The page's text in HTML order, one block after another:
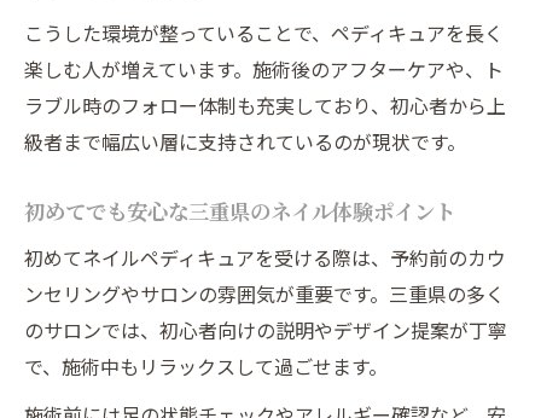
こうした環境が整っていることで、ペディキュアを長く
楽しむ人が増えています。施術後のアフターケアや、ト
ラブル時のフォロー体制も充実しており、初心者から上
級者まで幅広い層に支持されているのが現状です。
初めてでも安心な三重県のネイル体験ポイント
初めてネイルペディキュアを受ける際は、予約前のカウ
ンセリングやサロンの雰囲気が重要です。三重県の多く
のサロンでは、初心者向けの説明やデザイン提案が丁寧
で、施術中もリラックスして過ごせます。